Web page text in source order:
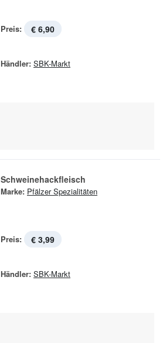
Preis: € 6,90
Händler: SBK-Markt
Schweinehackfleisch
Marke: Pfälzer Spezialitäten
Preis: € 3,99
Händler: SBK-Markt